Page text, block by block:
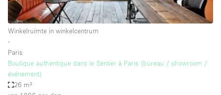
Vergaderruimte
Vrachtwagen
Winkelruimte in winkelcentrum
Winkelruimte in winkelcentrum
∙
Paris
Boutique authentique dans le Sentier à Paris (bureau / showroom /
événement)
26 m²